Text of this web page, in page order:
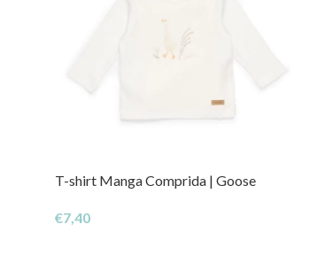
T-shirt Manga Comprida | Goose
€7,40